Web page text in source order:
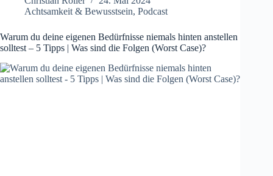
Achtsamkeit & Bewusstsein, Podcast
Warum du deine eigenen Bedürfnisse niemals hinten anstellen
solltest – 5 Tipps | Was sind die Folgen (Worst Case)?